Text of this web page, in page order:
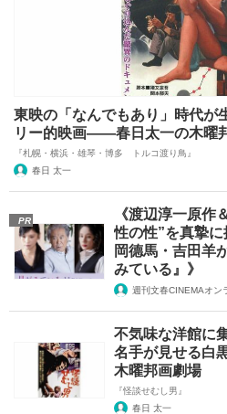
東映の「なんでもあり」時代が
リー的映画――春日太一の木曜
『札幌・横浜・雄琴・博多 トルコ渡り鳥』
春日 太一
PR
《渡辺淳一原作
性の性”を真摯
岡德馬・吉田羊
みている』》
週刊文春CINEMAオン
不気味な洋館に
名手が見せる白
木曜邦画劇場
『怪談せむし男』
春日 太一